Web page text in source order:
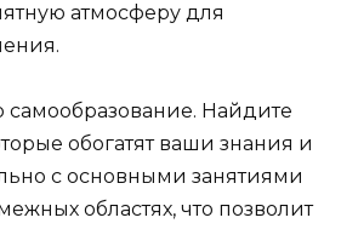
атмосферу для
самообразование. Найдите
обогатят ваши знания и
с основными занятиями
областях, что позволит